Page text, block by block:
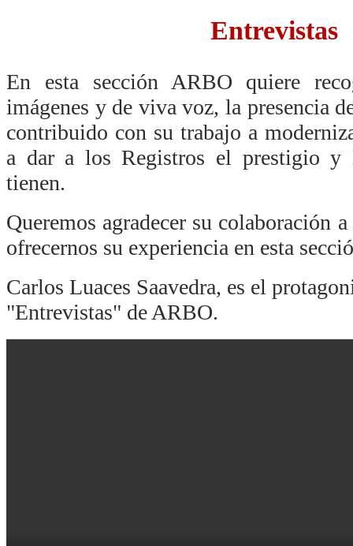
Entrevistas
En esta sección ARBO quiere
imágenes y de viva voz, la presencia
contribuido con su trabajo a
a dar a los Registros el prestigio y
tienen.
Queremos agradecer su colaboración
ofrecernos su experiencia en esta
Carlos Luaces Saavedra, es el
"Entrevistas" de ARBO.